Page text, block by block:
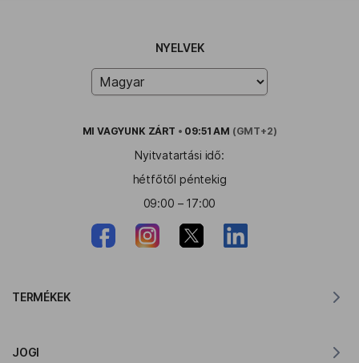
NYELVEK
MI VAGYUNK ZÁRT • 09:51 AM (GMT+2)
Nyitvatartási idő:
hétfőtől péntekig
09:00 – 17:00
TERMÉKEK
JOGI